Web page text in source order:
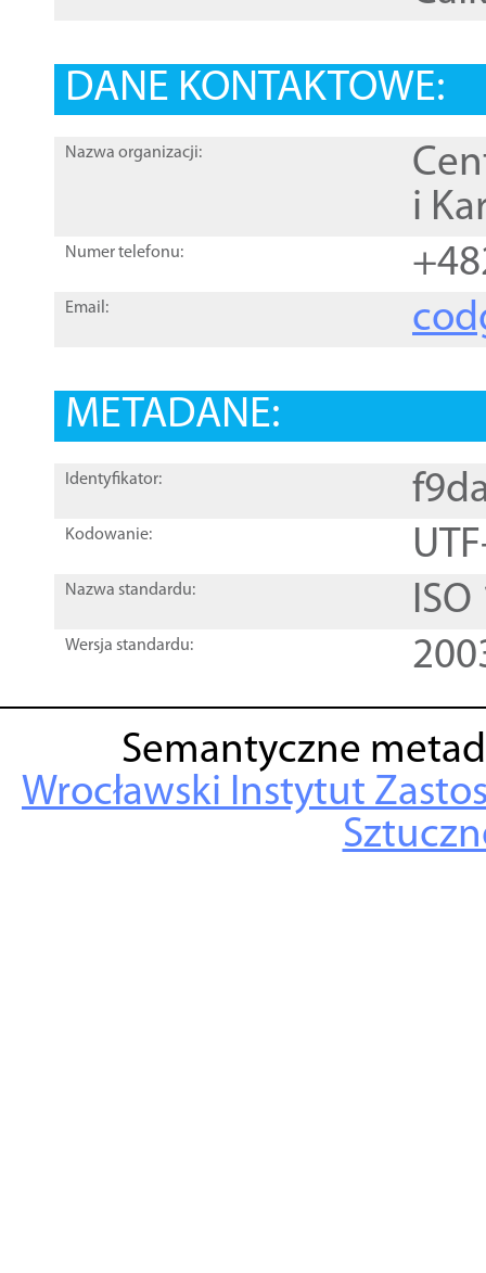
DANE KONTAKTOWE:
Nazwa organizacji:
i
Numer telefonu:
Email:
METADANE:
Identyfikator:
Kodowanie:
Nazwa standardu:
Wersja standardu:
Semantyczne
Wrocławski Instytut